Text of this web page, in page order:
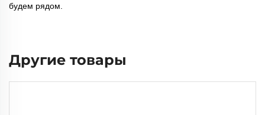
будем рядом.
Другие товары